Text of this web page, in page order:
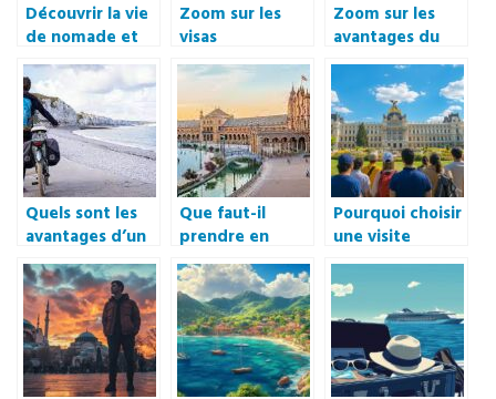
Découvrir la vie
de nomade et
apprécier
chaque instant
Zoom sur les
visas
électroniques
ou e-visas
Zoom sur les
avantages du
voyage a moto
Quels sont les
avantages d’un
voyage a velo en
Bretagne ?
Que faut-il
prendre en
compte avant
de visiter la
Seville ?
Pourquoi choisir
une visite
guidée
francophone du
palais royal de
Madrid ?